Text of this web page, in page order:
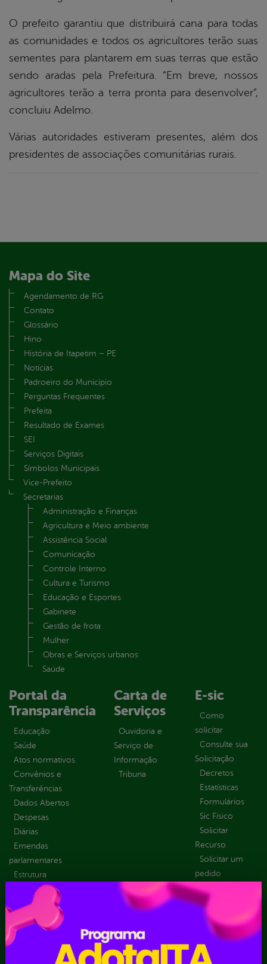
O prefeito garantiu que distribuirá cana para todas
as comunidades e todos os agricultores terão suas
sementes para plantarem em suas terras que estão
sendo aradas pela Prefeitura. “Em breve, nossos
agricultores terão a terra pronta para desenvolver”,
concluiu Adelmo.
Várias autoridades estiveram presentes, além dos
presidentes de associações comunitárias rurais.
Mapa do Site
Agendamento de RG
Contato
Glossário
Hino
História de Itapetim – PE
Notícias
Padroeiro do Município
Perguntas Frequentes
Prefeita
Resultado de Exames
SEI
Serviços Digitais
Símbolos Municipais
Vice-Prefeito
Secretarias
Administração e Finanças
Agricultura e Meio ambiente
Assistência Social
Comunicação
Controle Interno
Cultura e Turismo
Educação e Esportes
Gabinete
Gestão de frota
Mulher
Obras e Serviços urbanos
Saúde
Portal da
Transparência
Educação
Saúde
Atos normativos
Convênios e
Transferências
Dados Abertos
Despesas
Diárias
Emendas
parlamentares
Estrutura
Organizacional
Inicio
LGPD e Governo
Digital
Carta de
Serviços
Ouvidoria e
Serviço de
Informação
Tribuna
E-sic
Como
solicitar
Consulte sua
Solicitação
Decretos
Estatísticas
Formulários
Sic Físico
Solicitar
Recurso
Solicitar um
pedido